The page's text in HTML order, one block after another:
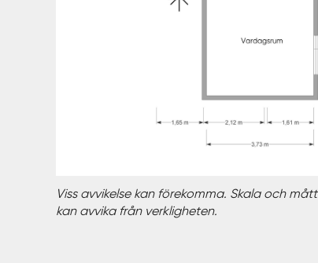
Viss avvikelse kan förekomma. Skala och mått
kan avvika från verkligheten.